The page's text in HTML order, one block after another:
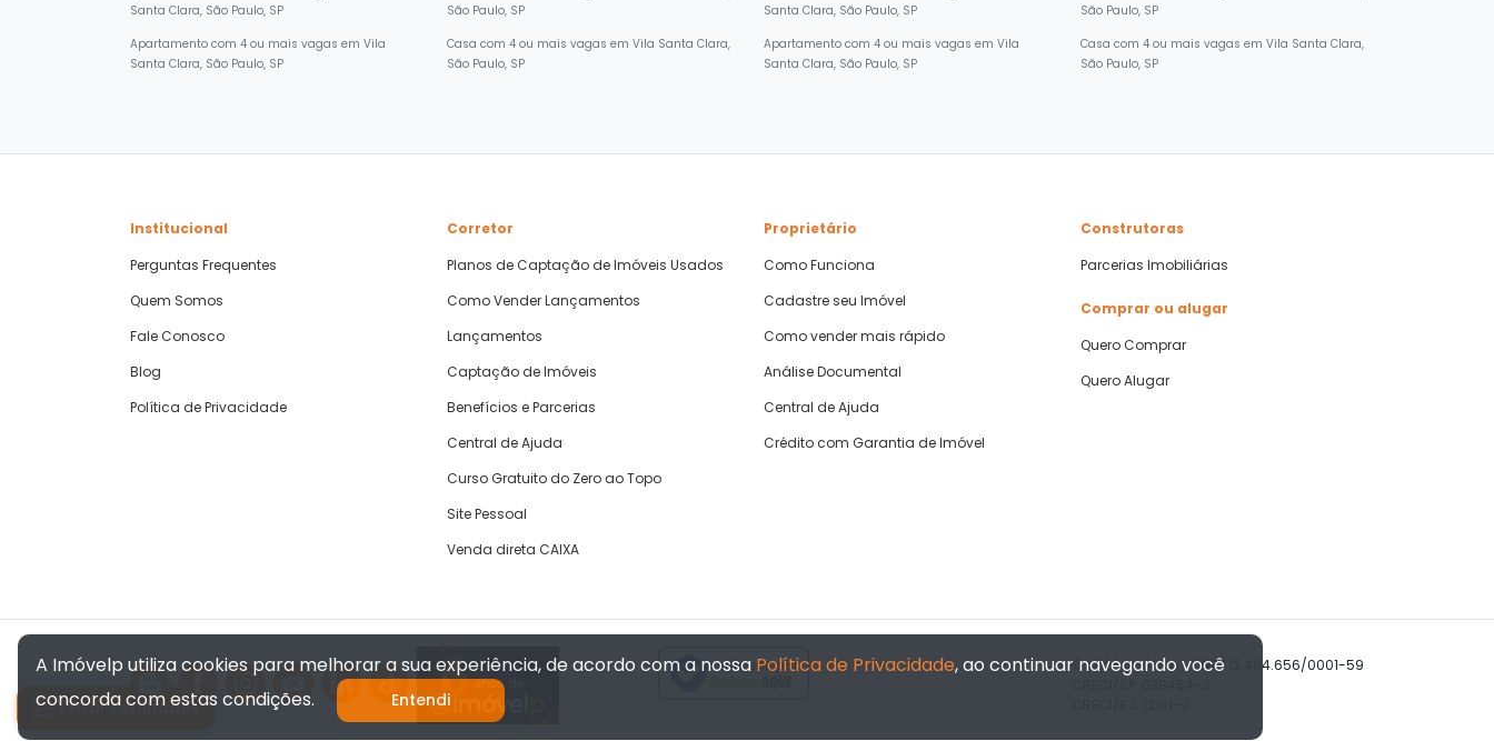
Santa Clara, São Paulo, SP
Apartamento com 4 ou mais vagas em Vila
Santa Clara, São Paulo, SP
São Paulo, SP
Casa com 4 ou mais vagas em Vila Santa Clara,
São Paulo, SP
Santa Clara, São Paulo, SP
Apartamento com 4 ou mais vagas em Vila
Santa Clara, São Paulo, SP
São Paulo, SP
Casa com 4 ou mais vagas em Vila Santa Clara,
São Paulo, SP
Filtrar resultados
Institucional
Perguntas Frequentes
Quem Somos
Fale Conosco
Blog
Política de Privacidade
Corretor
Planos de Captação de Imóveis Usados
Como Vender Lançamentos
Lançamentos
Captação de Imóveis
Benefícios e Parcerias
Central de Ajuda
Curso Gratuito do Zero ao Topo
Site Pessoal
Venda direta CAIXA
Proprietário
Como Funciona
Cadastre seu Imóvel
Como vender mais rápido
Análise Documental
Central de Ajuda
Crédito com Garantia de Imóvel
Construtoras
Parcerias Imobiliárias
Comprar ou alugar
Quero Comprar
Quero Alugar
Verificada por
© 2026 Imóvelp • CNPJ 12.404.656/0001-59
A Imóvelp utiliza cookies para melhorar a sua experiência, de acordo com a nossa Política de Privacidade, ao continuar navegando você
concorda com estas condições.
Entendi